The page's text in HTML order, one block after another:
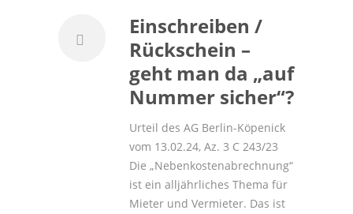
Einschreiben /
Rückschein –
geht man da „auf
Nummer sicher“?
Urteil des AG Berlin-Köpenick
vom 13.02.24, Az. 3 C 243/23
Die „Nebenkostenabrechnung“
ist ein alljährliches Thema für
Mieter und Vermieter. Das ist